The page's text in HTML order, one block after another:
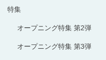
特集
オープニング特集 第2弾
オープニング特集 第3弾